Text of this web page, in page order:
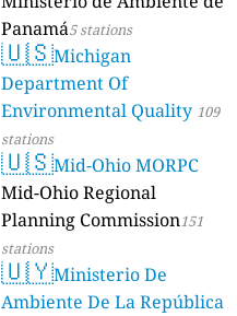
Panamá5 stations
🇺🇸Michigan
Department Of
Environmental Quality 109
stations
🇺🇸Mid-Ohio MORPC
Mid-Ohio Regional
Planning Commission151
stations
🇺🇾Ministerio De
Ambiente De La República